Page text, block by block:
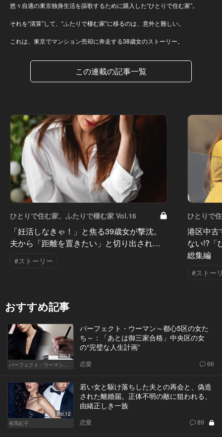
悠々自適の東京独身生活を謳歌するために購入した“ひとりで住む家”。
それを“清算”して、“ふたりで棲む家”に移るのは、意外と難しい。
これは、東京でマンション売却に奔走する38歳女のストーリー。
この連載の記事一覧
ひとりで住む家、ふたりで棲む家 Vol.16
「妊活しなきゃ！」と焦る39歳女が撃沈。
夫から「距離を置きたい」と切り出され…
#ストーリー
ひとりで
港区中古
ない!?「
総集編
#ストー
おすすめ記事
Vol.1
パーフェクト・ウーマン～都心5区の女たち～
パーフェクト・ウーマン～都心5区の女た
ち～：「あとは御三家合格」中央区の女
の“完璧な人生計画”
恋愛 66
Vol.12
有馬紅子
若い女と駆け落ちした夫との再会と、偽造
された離婚届。正体不明の敵に狙われる、
由緒正しき一族
恋愛 89